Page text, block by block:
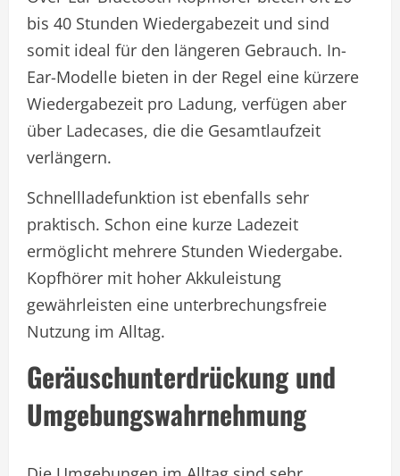
bis 40 Stunden Wiedergabezeit und sind
somit ideal für den längeren Gebrauch. In-
Ear-Modelle bieten in der Regel eine kürzere
Wiedergabezeit pro Ladung, verfügen aber
über Ladecases, die die Gesamtlaufzeit
verlängern.
Schnellladefunktion ist ebenfalls sehr
praktisch. Schon eine kurze Ladezeit
ermöglicht mehrere Stunden Wiedergabe.
Kopfhörer mit hoher Akkuleistung
gewährleisten eine unterbrechungsfreie
Nutzung im Alltag.
Geräuschunterdrückung und
Umgebungswahrnehmung